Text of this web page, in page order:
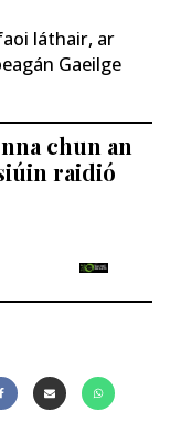
láthair, ar
Gaeilge
chun an
raidió